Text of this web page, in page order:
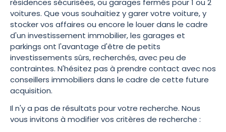
résidences sécurisées, ou garages fermés pour 1 ou 2
voitures. Que vous souhaitiez y garer votre voiture, y
stocker vos affaires ou encore le louer dans le cadre
d'un investissement immobilier, les garages et
parkings ont l'avantage d'être de petits
investissements sûrs, recherchés, avec peu de
contraintes. N'hésitez pas à prendre contact avec nos
conseillers immobiliers dans le cadre de cette future
acquisition.
Il n'y a pas de résultats pour votre recherche. Nous
vous invitons à modifier vos critères de recherche :